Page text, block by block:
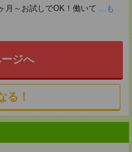
月～お試しでOK！働いて ...も
ジへ
る！